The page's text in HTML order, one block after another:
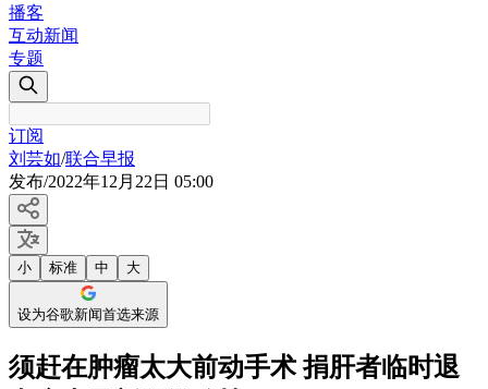
播客
互动新闻
专题
订阅
刘芸如/联合早报
发布/2022年12月22日 05:00
小 标准 中 大
设为谷歌新闻首选来源
须赶在肿瘤太大前动手术 捐肝者临时退